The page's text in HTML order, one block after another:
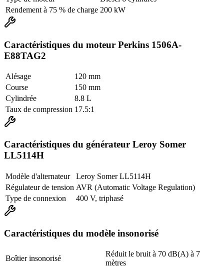
Rendement à 75 % de charge 200 kW
Caractéristiques du moteur Perkins 1506A-
E88TAG2
Alésage
120 mm
Course
150 mm
Cylindrée
8.8 L
Taux de compression 17.5:1
Caractéristiques du générateur Leroy Somer
LL5114H
Modèle d'alternateur
Leroy Somer LL5114H
Régulateur de tension AVR (Automatic Voltage Regulation)
Type de connexion
400 V, triphasé
Caractéristiques du modèle insonorisé
Boîtier insonorisé
Réduit le bruit à 70 dB(A) à 7
mètres